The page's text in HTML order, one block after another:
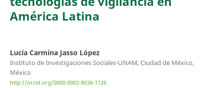
América Latina
Lucía Carmina Jasso López
Instituto de Investigaciones Sociales-UNAM, Ciudad de México,
México
http://orcid.org/0000-0002-8036-1126